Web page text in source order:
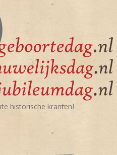
historische kranten!